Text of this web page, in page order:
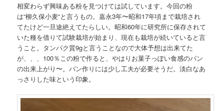
相変わらず興味ある粉を見つけては試しています。今回の粉
は“柳久保小麦“と言うもの。嘉永3年〜昭和17年頃まで栽培され
てたけど一旦途絶えてたらしい。昭和60年に研究所に保存されて
いた種を借りて試験栽培が始まり、現在も栽培が続いていると言
うこと。タンパク質9gと言うことなので大体予想は出来てた
が、、、100％この粉で作ると、やはりお菓子っぽい食感のパン
の出来上がり〜。パン作りには少し工夫が必要そうだ。淡白なあ
っさりした味という印象。